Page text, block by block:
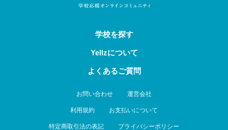
学校を探す
Yellzについて
よくあるご質問
お問い合わせ 運営会社
利用規約 お支払いについて
特定商取引法の表記 プライバシーポリシー